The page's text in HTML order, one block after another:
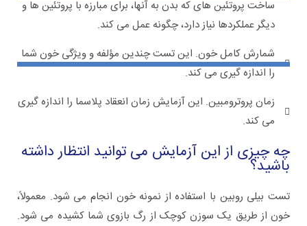
ساخت پروتئین های که بدن به آنها، برای مبارزه با پروتئین ها و
دیگر عملکردها نیاز دارد، چگونه عمل می کند.
شمارش کامل خون. این تست چندین مؤلفه و ویژگی خون شما
را اندازه گیری می کند.
زمان پروترومبین. این آزمایش زمان انعقاد پلاسما را اندازه گیری
می کند.
چه چیزی از این آزمایش می توانید انتظار داشته
باشید؟
تست بیلی روبین با استفاده از نمونه خون انجام می شود. معمولاً،
خون از طریق یک سوزن کوچک از رگ بازوی شما کشیده می شود.